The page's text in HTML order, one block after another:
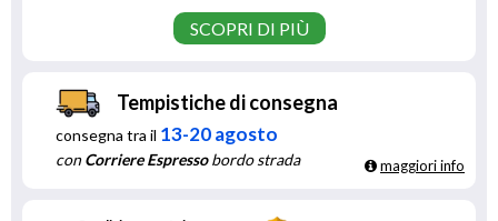
SCOPRI DI PIÙ
Tempistiche di consegna
consegna tra il 13-20 agosto
conCorriere Espressobordo strada maggiori info